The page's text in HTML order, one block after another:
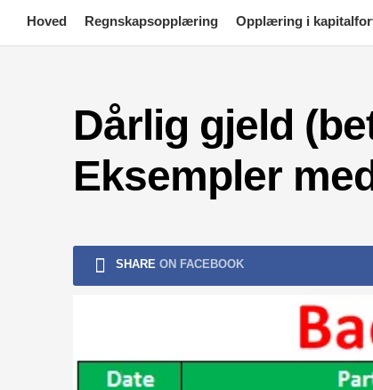
content
Hoved Regnskapsopplæring Opplæring i
Dårlig gjeld
Eksempler
SHARE ON FACEBOOK